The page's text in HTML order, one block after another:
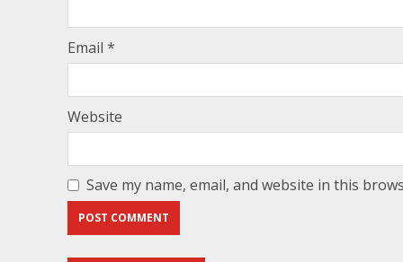
Email *
Website
Save my name, email, and website in this